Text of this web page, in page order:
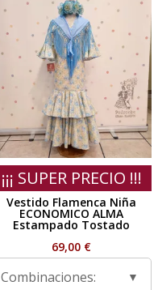
¡¡¡ SUPER PRECIO !!!
Vestido Flamenca Niña
ECONOMICO ALMA
Estampado Tostado
69,00 €
Combinaciones: